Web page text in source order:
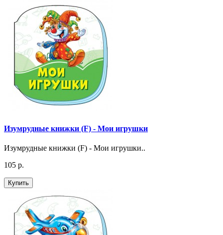
Изумрудные книжки (F) - Мои игрушки
Изумрудные книжки (F) - Мои игрушки..
105 р.
Купить